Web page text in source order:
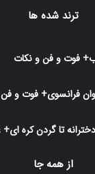
ترند شده ها
فوت و فن و نکات
فرانسوی+ فوت و فن
از همه جا